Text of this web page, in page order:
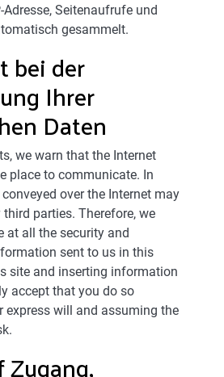
Seitenaufrufe und
gesammelt.
bei der
Ihrer
Daten
we warn that the Internet
place to communicate. In
over the Internet may
third parties. Therefore, we
at all the security and
sent to us in this
site and inserting information
accept that you do so
express will and assuming the